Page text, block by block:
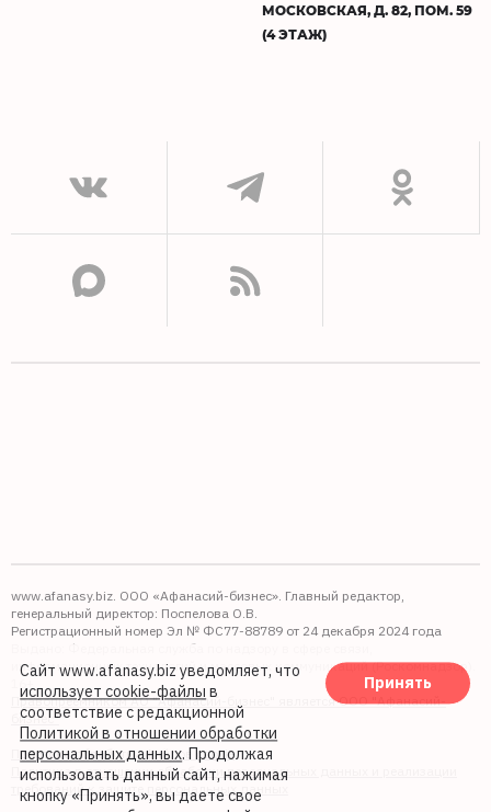
МОСКОВСКАЯ, Д. 82, ПОМ. 59
(4 ЭТАЖ)
www.afanasy.biz. ООО «Афанасий-бизнес». Главный редактор,
генеральный директор: Поспелова О.В.
Регистрационный номер Эл № ФС77-88789 от 24 декабря 2024 года
Выдано: Федеральная служба по надзору в сфере связи,
информационных технологий и массовых коммуникаций (Роскомнадзор).
Правопреемником АО "Афанасий-бизнес" является ООО "Афанасий-
бизнес"
Политика обработки файлов cookie
Политика в отношении обработки персональных данных и реализации
требований к защите персональных данных
Сайт www.afanasy.biz уведомляет, что
использует cookie-файлы в
соответствие с редакционной
Политикой в отношении обработки
персональных данных. Продолжая
использовать данный сайт, нажимая
кнопку «Принять», вы даете свое
Принять